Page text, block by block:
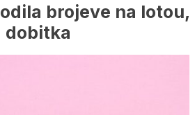
brojeve na lotou,
dobitka